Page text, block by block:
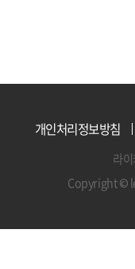
개인처리정보방침
라
Copyright ©